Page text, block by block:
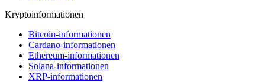
Kryptoinformationen
Bitcoin-informationen
Cardano-informationen
Ethereum-informationen
Solana-informationen
XRP-informationen